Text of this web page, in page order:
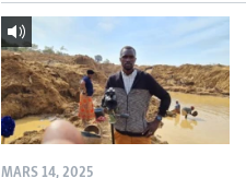
MARS 14, 2025